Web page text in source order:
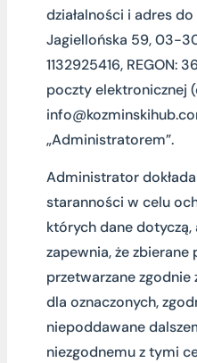
działalności i adres
Jagiellońska 59, 03-
1132925416, REGON:
poczty elektronicznej
„Administratorem”.
Administrator
staranności w celu
których dane dotyczą,
zapewnia, że zbierane
przetwarzane zgodnie
dla oznaczonych,
niepoddawane
niezgodnemu z tymi